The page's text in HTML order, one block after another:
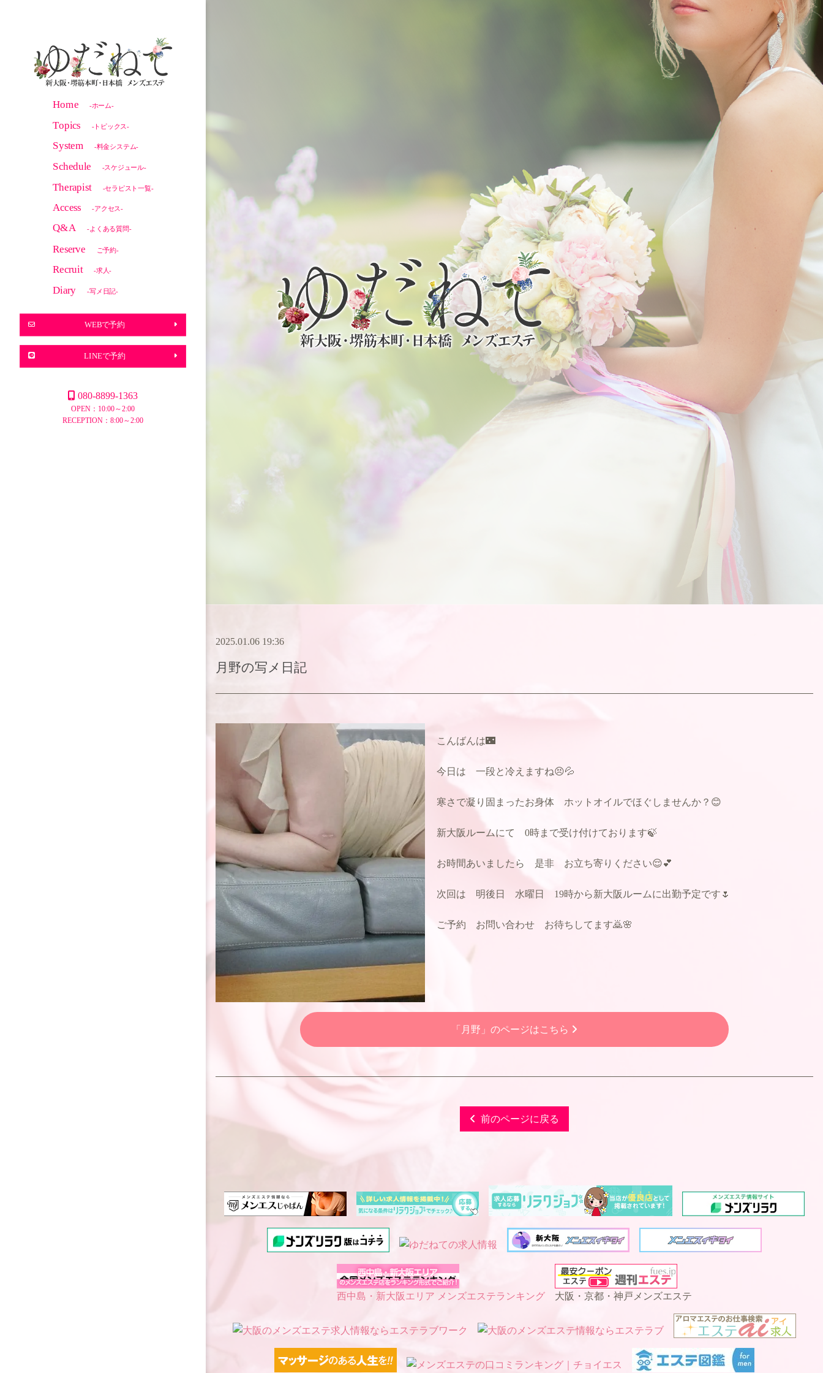
Home -ホーム-
Topics -トピックス-
System -料金システム-
Schedule -スケジュール-
Therapist -セラピスト一覧-
Access -アクセス-
Q&A -よくある質問-
Reserve ご予約-
Recruit -求人-
Diary -写メ日記-
WEBで予約
LINEで予約
080-8899-1363
OPEN：10:00～2:00
RECEPTION：8:00～2:00
2025.01.06 19:36
月野の写メ日記
こんばんは🌃
今日は 一段と冷えますね😣💦
寒さで凝り固まったお身体 ホットオイルでほぐしませんか？😊
新大阪ルームにて 0時まで受け付けております🍃
お時間あいましたら 是非 お立ち寄りください😌💕
次回は 明後日 水曜日 19時から新大阪ルームに出勤予定です🌷
ご予約 お問い合わせ お待ちしてます🙇🌸
「月野」のページはこちら
前のページに戻る
西中島・新大阪エリア メンズエステランキング 大阪・京都・神戸メンズエステ